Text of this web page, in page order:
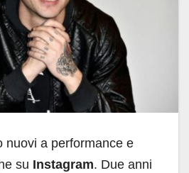
nuovi a performance e
su Instagram. Due anni